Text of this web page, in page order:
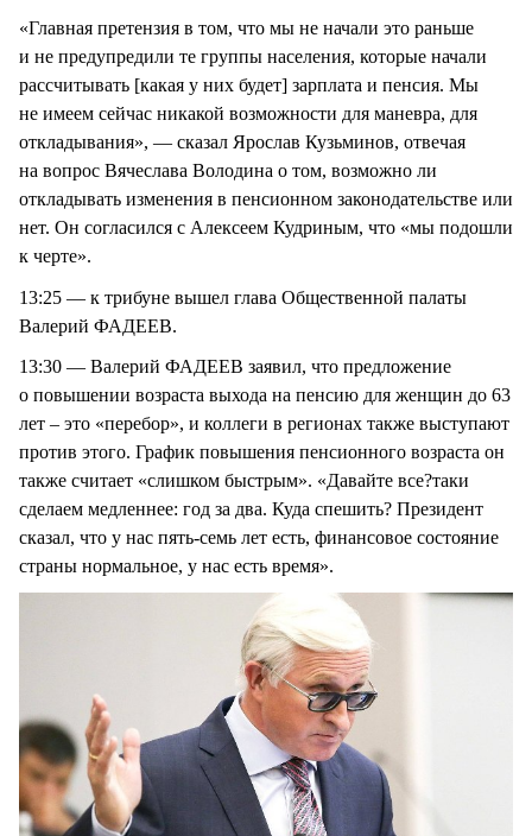
«Главная претензия в том, что мы не начали это раньше
и не предупредили те группы населения, которые начали
рассчитывать [какая у них будет] зарплата и пенсия. Мы
не имеем сейчас никакой возможности для маневра, для
откладывания», — сказал Ярослав Кузьминов, отвечая
на вопрос Вячеслава Володина о том, возможно ли
откладывать изменения в пенсионном законодательстве или
нет. Он согласился с Алексеем Кудриным, что «мы подошли
к черте».
13:25 — к трибуне вышел глава Общественной палаты
Валерий ФАДЕЕВ.
13:30 — Валерий ФАДЕЕВ заявил, что предложение
о повышении возраста выхода на пенсию для женщин до 63
лет – это «перебор», и коллеги в регионах также выступают
против этого. График повышения пенсионного возраста он
также считает «слишком быстрым». «Давайте все?таки
сделаем медленнее: год за два. Куда спешить? Президент
сказал, что у нас пять-семь лет есть, финансовое состояние
страны нормальное, у нас есть время».